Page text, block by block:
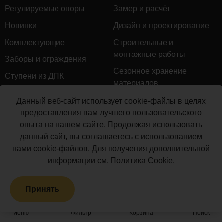
Меню Фильтр Корзина Поиск
Регулируемые опоры
Новинки
Комплектующие
Заборы и ограждения
Ступени из ДПК
Керамогранит
Мебель для террас
Маркизы и перголы
Сайдинг ДПК
Распродажа
Террасная доска ДПК
Грядки из ДПК
Замер и расчёт
Дизайн и проектирование
Строительные и
монтажные работы
Сезонное хранение
материалов
Гарантийное обслуживание
Доставка
Монтаж террасной доски
Производство террасной
доски
Данный веб-сайт использует cookie-файлы в целях
предоставления вам лучшего пользовательского
опыта на нашем сайте. Продолжая использовать
данный сайт, вы соглашаетесь с использованием
нами cookie-файлов. Для получения дополнительной
информации см. Политика Cookie.
Принять